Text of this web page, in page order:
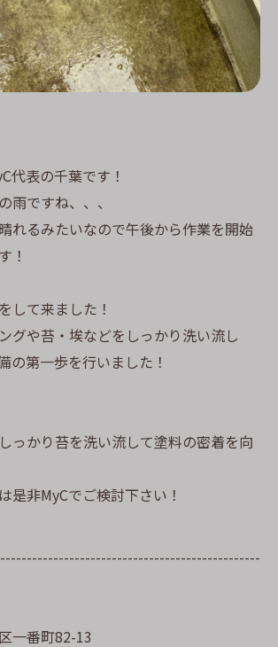
代表の千葉です！
雨ですね、、、
れるみたいなので午後から作業を開始
！
して来ました！
グや苔・埃などをしっかり洗い流し
の第一歩を行いました！
っかり苔を洗い流して塗料の密着を向
是非MyCでご検討下さい！
一番町82-13